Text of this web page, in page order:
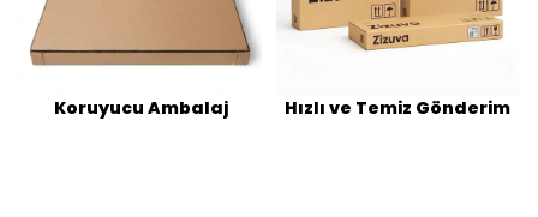
Koruyucu Ambalaj Hızlı ve Temiz Gönderim